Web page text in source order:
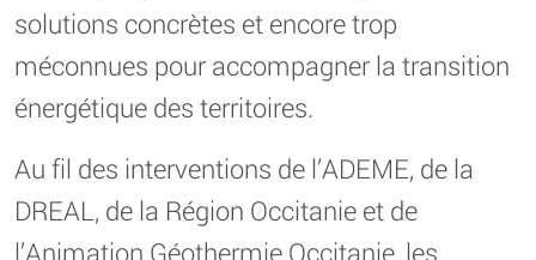
solutions concrètes et encore trop
méconnues pour accompagner la transition
énergétique des territoires.
Au fil des interventions de l’ADEME, de la
DREAL, de la Région Occitanie et de
l’Animation Géothermie Occitanie, les